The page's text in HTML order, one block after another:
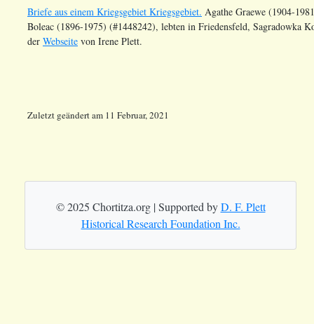
Briefe aus einem Kriegsgebiet Kriegsgebiet. Agathe Graewe (1904-
Boleac (1896-1975) (#1448242), lebten in Friedensfeld, Sagradowka
der Webseite von Irene Plett.
Zuletzt geändertam 11 Februar, 2021
© 2025 Chortitza.org | Supported byD. F. Plett
Historical Research Foundation Inc.